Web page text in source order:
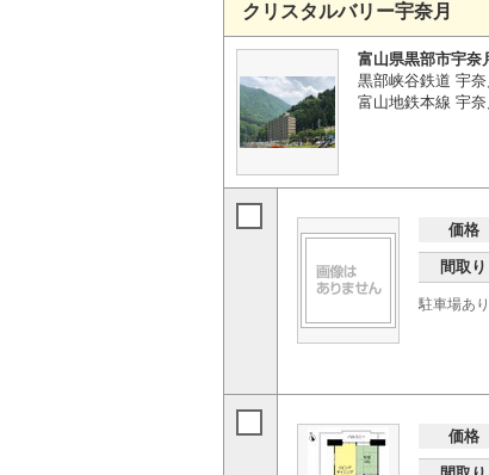
クリスタルバリー宇奈月
富山県黒部市宇奈
黒部峡谷鉄道 宇
富山地鉄本線 宇
価格
間取り
駐車場あり
価格